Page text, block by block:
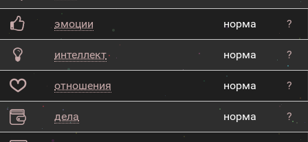
эмоции норма ?
интеллект норма ?
отношения норма ?
дела норма ?